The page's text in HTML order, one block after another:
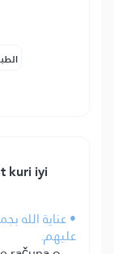
kuri iyi
• عناية الله
عليهم.